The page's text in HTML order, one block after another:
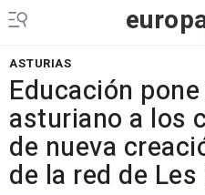
ASTURIAS
Educación
asturiano a los
de nueva
de la red de